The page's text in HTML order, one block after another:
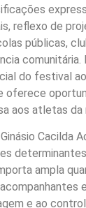
reflexo de
públicas,
comunitária.
do festival
oferece
aos atletas da
Cacilda
ampla
e ao